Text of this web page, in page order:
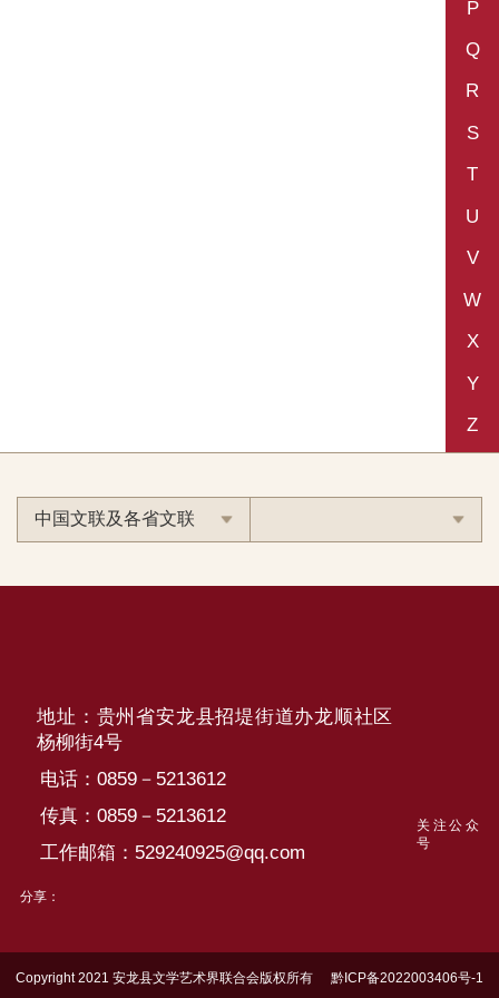
P
Q
R
S
T
U
V
W
X
Y
Z
中国文联及各省文联
地址：贵州省安龙县招堤街道办龙顺社区
杨柳街4号
电话：0859－5213612
传真：0859－5213612
工作邮箱：529240925@qq.com
关注公众
号
分享：
Copyright 2021 安龙县文学艺术界联合会版权所有 黔ICP备2022003406号-1